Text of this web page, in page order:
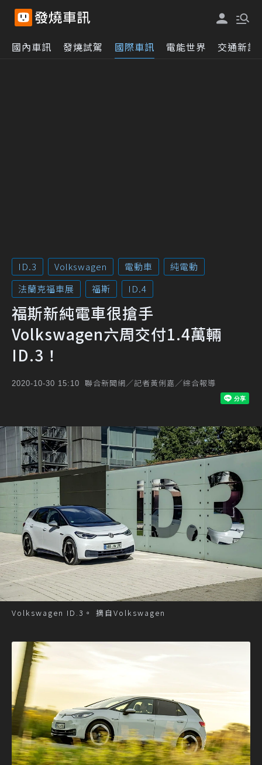
國內車訊 發燒試駕 國際車訊 電能世界 交通新訊
ID.3 Volkswagen 電動車
純電動
法蘭克福車展
福斯 ID.4
福斯新純電車很搶手
Volkswagen六周交付1.4萬輛
ID.3！
2020-10-30 15:10 聯合新聞網／記者黃俐嘉／綜合報導
Volkswagen ID.3。 摘自Volkswagen